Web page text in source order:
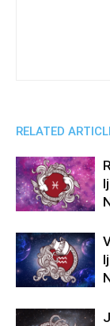
RELATED